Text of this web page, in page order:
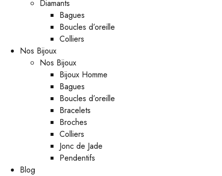
Diamants
Bagues
Boucles d’oreille
Colliers
Nos Bijoux
Nos Bijoux
Bijoux Homme
Bagues
Boucles d’oreille
Bracelets
Broches
Colliers
Jonc de Jade
Pendentifs
Blog